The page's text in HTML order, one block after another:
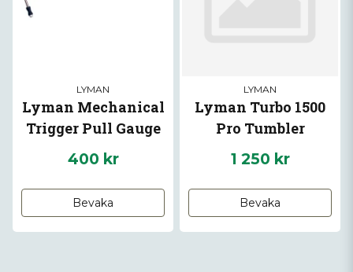
LYMAN
Lyman Mechanical
Trigger Pull Gauge
400 kr
Bevaka
LYMAN
Lyman Turbo 1500
Pro Tumbler
1 250 kr
Bevaka